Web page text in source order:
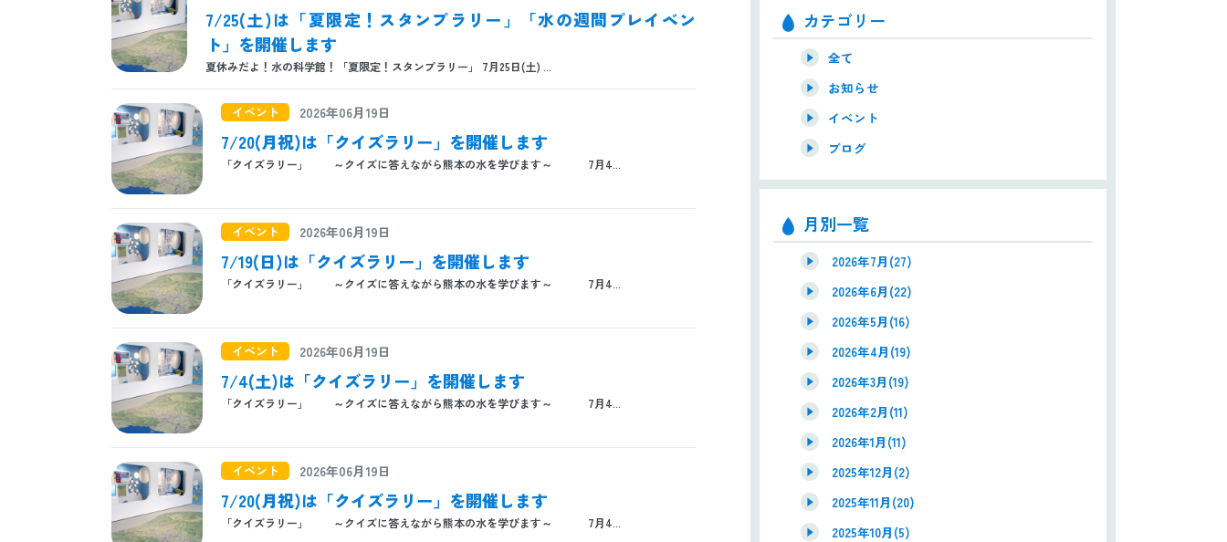
7/25(土)は「夏限定！スタンプラリー」「水の週間プレイベン
ト」を開催します
夏休みだよ！水の科学館！「夏限定！スタンプラリー」 7月25日(土) ...
イベント 2026年06月19日
7/20(月祝)は「クイズラリー」を開催します
「クイズラリー」 ～クイズに答えながら熊本の水を学びます～ 7月4...
イベント 2026年06月19日
7/19(日)は「クイズラリー」を開催します
「クイズラリー」 ～クイズに答えながら熊本の水を学びます～ 7月4...
イベント 2026年06月19日
7/4(土)は「クイズラリー」を開催します
「クイズラリー」 ～クイズに答えながら熊本の水を学びます～ 7月4...
イベント 2026年06月19日
7/20(月祝)は「クイズラリー」を開催します
「クイズラリー」 ～クイズに答えながら熊本の水を学びます～ 7月4...
カテゴリー
全て
お知らせ
イベント
ブログ
月別一覧
2026年7月(27)
2026年6月(22)
2026年5月(16)
2026年4月(19)
2026年3月(19)
2026年2月(11)
2026年1月(11)
2025年12月(2)
2025年11月(20)
2025年10月(5)